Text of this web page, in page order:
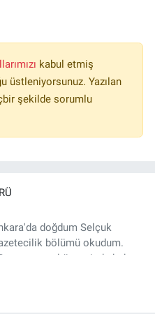
kabul etmiş
üstleniyorsunuz. Yazılan
şekilde sorumlu
doğdum Selçuk
bölümü okudum.
gazete bünyesinde haber